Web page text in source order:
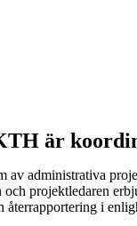
är
av administrativa
projektledaren
i